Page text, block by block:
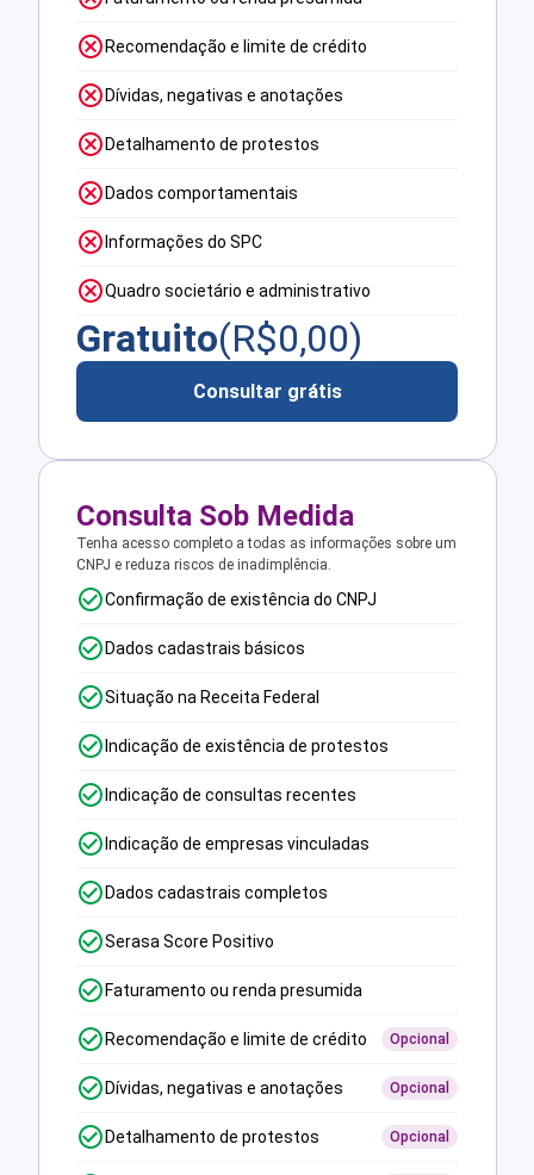
Recomendação e limite de crédito
Dívidas, negativas e anotações
Detalhamento de protestos
Dados comportamentais
Informações do SPC
Quadro societário e administrativo
Gratuito(R$0,00)
Consultar grátis
Consulta Sob Medida
Tenha acesso completo a todas as informações sobre um
CNPJ e reduza riscos de inadimplência.
Confirmação de existência do CNPJ
Dados cadastrais básicos
Situação na Receita Federal
Indicação de existência de protestos
Indicação de consultas recentes
Indicação de empresas vinculadas
Dados cadastrais completos
Serasa Score Positivo
Faturamento ou renda presumida
Recomendação e limite de crédito Opcional
Dívidas, negativas e anotações Opcional
Detalhamento de protestos Opcional